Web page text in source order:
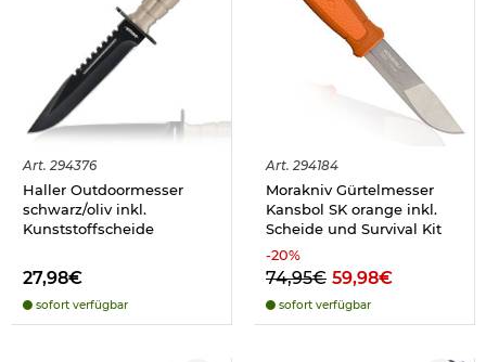
Art. 294376
Haller Outdoormesser
schwarz/oliv inkl.
Kunststoffscheide
27,98€
sofort verfügbar
Art. 294184
Morakniv Gürtelmesser
Kansbol SK orange inkl.
Scheide und Survival Kit
-20%
74,95€ 59,98€
sofort verfügbar